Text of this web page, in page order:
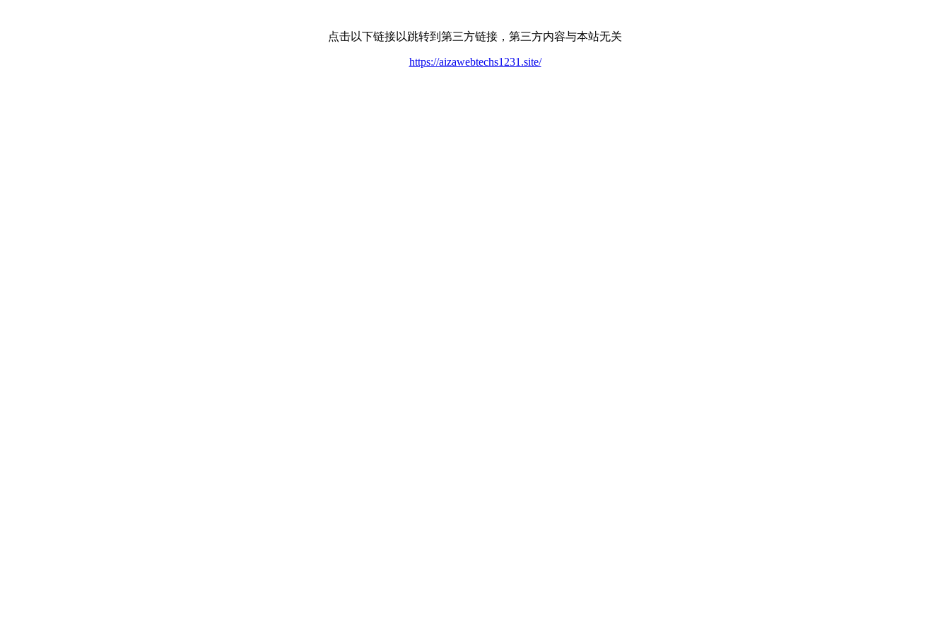
点击以下链接以跳转到第三方链接，第三方内容与本站无关
https://aizawebtechs1231.site/